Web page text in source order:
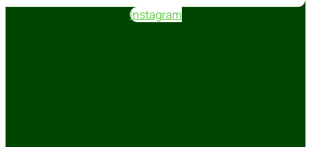
Instagram